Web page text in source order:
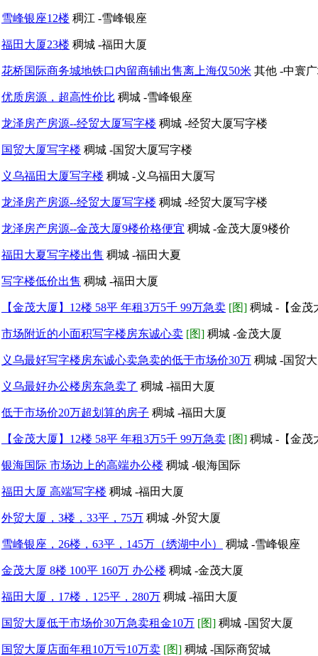
雪峰银座12楼 稠江 -雪峰银座
福田大厦23楼 稠城 -福田大厦
花桥国际商务城地铁口内留商铺出售离上海仅50米 其他 -中寰
优质房源，超高性价比 稠城 -雪峰银座
龙泽房产房源--经贸大厦写字楼 稠城 -经贸大厦写字楼
国贸大厦写字楼 稠城 -国贸大厦写字楼
义乌福田大厦写字楼 稠城 -义乌福田大厦写
龙泽房产房源--经贸大厦写字楼 稠城 -经贸大厦写字楼
龙泽房产房源--金茂大厦9楼价格便宜 稠城 -金茂大厦9楼价
福田大夏写字楼出售 稠城 -福田大夏
写字楼低价出售 稠城 -福田大厦
【金茂大厦】12楼 58平 年租3万5千 99万急卖 [图] 稠城 -【金
市场附近的小面积写字楼房东诚心卖 [图] 稠城 -金茂大厦
义乌最好写字楼房东诚心卖急卖的低于市场价30万 稠城 -国贸
义乌最好办公楼房东急卖了 稠城 -福田大厦
低于市场价20万超划算的房子 稠城 -福田大厦
【金茂大厦】12楼 58平 年租3万5千 99万急卖 [图] 稠城 -【金茂
银海国际 市场边上的高端办公楼 稠城 -银海国际
福田大厦 高端写字楼 稠城 -福田大厦
外贸大厦，3楼，33平，75万 稠城 -外贸大厦
雪峰银座，26楼，63平，145万（绣湖中小） 稠城 -雪峰银座
金茂大厦 8楼 100平 160万 办公楼 稠城 -金茂大厦
福田大厦，17楼，125平，280万 稠城 -福田大厦
国贸大厦低于市场价30万急卖租金10万 [图] 稠城 -国贸大厦
国贸大厦店面年租10万亏10万卖 [图] 稠城 -国际商贸城